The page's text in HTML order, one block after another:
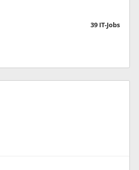
39 IT-Jobs